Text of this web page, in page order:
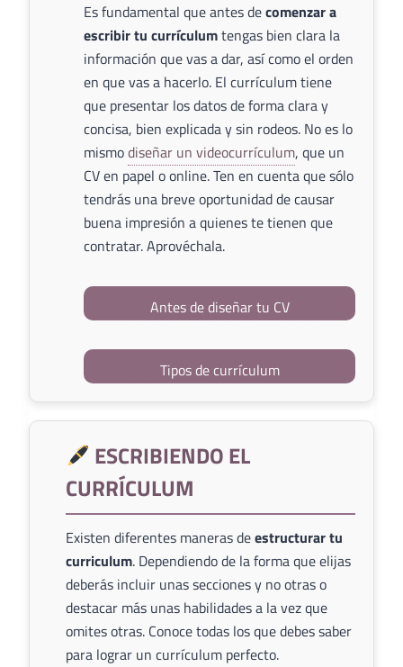
Es fundamental que antes decomenzar a
escribir tu currículumtengas bien clara la
información que vas a dar, así como el orden
en que vas a hacerlo. El currículum tiene
que presentar los datos de forma clara y
concisa, bien explicada y sin rodeos. No es lo
mismodiseñar un videocurrículum, que un
CV en papel o online. Ten en cuenta que sólo
tendrás una breve oportunidad de causar
buena impresión a quienes te tienen que
contratar. Aprovéchala.
Antes de diseñar tu CV
Tipos de currículum
ESCRIBIENDO EL
CURRÍCULUM
Existen diferentes maneras deestructurar tu
curriculum. Dependiendo de la forma que elijas
deberás incluir unas secciones y no otras o
destacar más unas habilidades a la vez que
omites otras. Conoce todas los que debes saber
para lograr un currículum perfecto.